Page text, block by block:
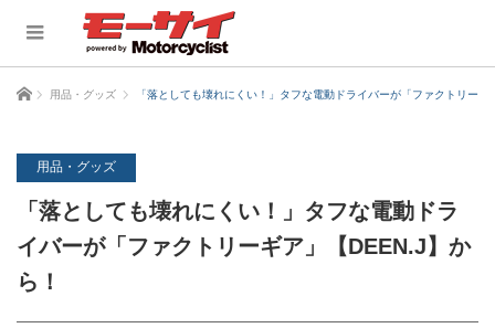
ホーム 用品・グッズ 「落としても壊れにくい！」タフな電動ドライバーが「ファクトリー
用品・グッズ
「落としても壊れにくい！」タフな電動ドラ
イバーが「ファクトリーギア」【DEEN.J】か
ら！